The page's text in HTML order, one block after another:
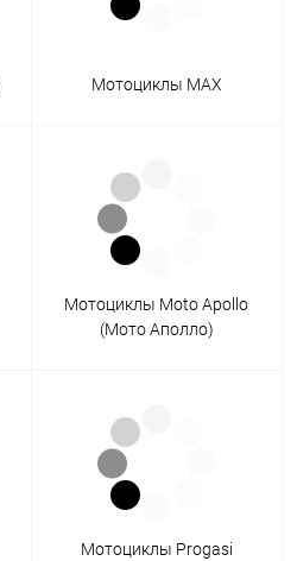
Мотоциклы MAX
Мотоциклы Moto Apollo
(Мото Аполло)
Мотоциклы Progasi